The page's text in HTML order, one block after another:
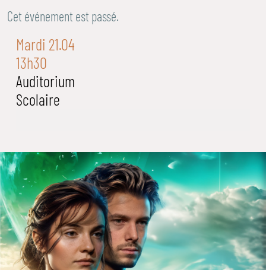
Cet événement est passé.
Mardi 21.04
13h30
Auditorium
Scolaire